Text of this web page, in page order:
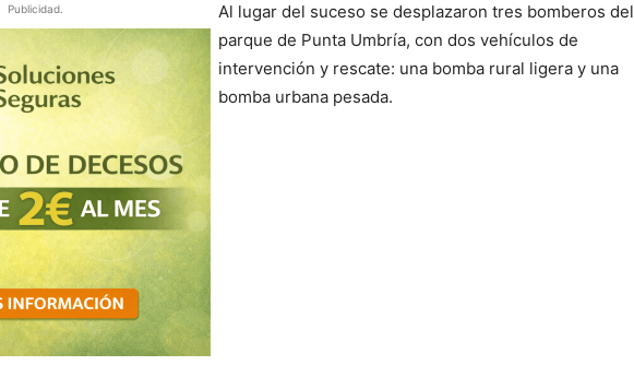
Publicidad.
Al lugar del suceso se desplazaron tres bomberos del
parque de Punta Umbría, con dos vehículos de
intervención y rescate: una bomba rural ligera y una
bomba urbana pesada.